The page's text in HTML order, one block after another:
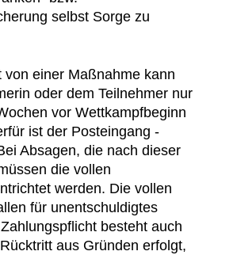
selbst Sorge zu
von einer Maßnahme kann
oder dem Teilnehmer nur
vor Wettkampfbeginn
ist der Posteingang -
Absagen, die nach dieser
die vollen
werden. Die vollen
für unentschuldigtes
besteht auch
aus Gründen erfolgt,